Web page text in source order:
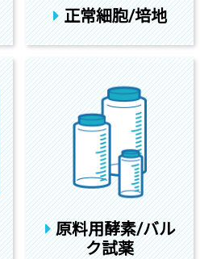
正常細胞/培地
原料用酵素/バル
ク試薬